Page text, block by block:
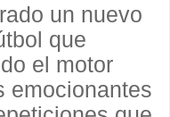
un nuevo
que
el motor
emocionantes